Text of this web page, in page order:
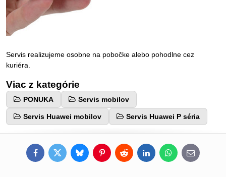
Servis realizujeme osobne na pobočke alebo pohodlne cez
kuriéra.
Viac z kategórie
PONUKA Servis mobilov
Servis Huawei mobilov Servis Huawei P séria
FacebookTwitterBlueskyPinterestRedditLinkedInWhatsApp
E-
mail